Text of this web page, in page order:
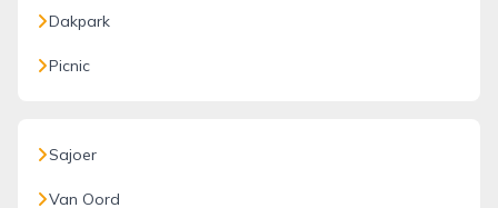
Dakpark
Picnic
Sajoer
Van Oord